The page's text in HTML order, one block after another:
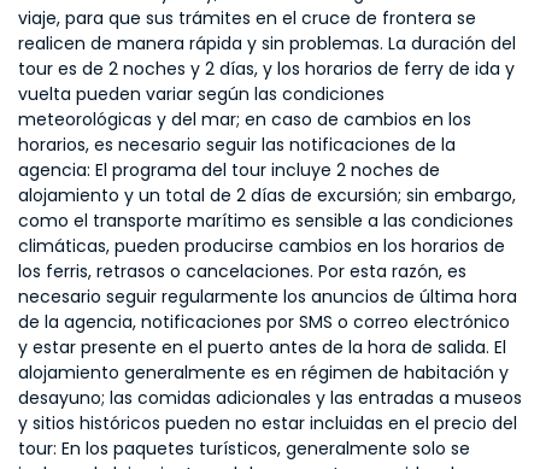
viaje, para que sus trámites en el cruce de frontera se
realicen de manera rápida y sin problemas. La duración del
tour es de 2 noches y 2 días, y los horarios de ferry de ida y
vuelta pueden variar según las condiciones
meteorológicas y del mar; en caso de cambios en los
horarios, es necesario seguir las notificaciones de la
agencia: El programa del tour incluye 2 noches de
alojamiento y un total de 2 días de excursión; sin embargo,
como el transporte marítimo es sensible a las condiciones
climáticas, pueden producirse cambios en los horarios de
los ferris, retrasos o cancelaciones. Por esta razón, es
necesario seguir regularmente los anuncios de última hora
de la agencia, notificaciones por SMS o correo electrónico
y estar presente en el puerto antes de la hora de salida. El
alojamiento generalmente es en régimen de habitación y
desayuno; las comidas adicionales y las entradas a museos
y sitios históricos pueden no estar incluidas en el precio del
tour: En los paquetes turísticos, generalmente solo se